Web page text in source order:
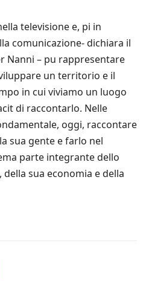
televisione e, pi in
comunicazione- dichiara il
Nanni – pu rappresentare
un territorio e il
in cui viviamo un luogo
di raccontarlo. Nelle
oggi, raccontare
sua gente e farlo nel
parte integrante dello
sua economia e della